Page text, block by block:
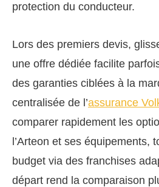
protection du conducteur.
Lors des premiers devis,
une offre dédiée facilite
des garanties ciblées à la
centralisée de l’assurance
comparer rapidement les
l’Arteon et ses équipements,
budget via des franchises
départ rend la comparaison